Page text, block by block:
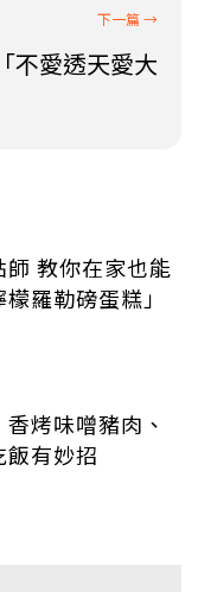
不愛透天愛大
教你在家也能
羅勒磅蛋糕」
烤味噌豬肉、
有妙招